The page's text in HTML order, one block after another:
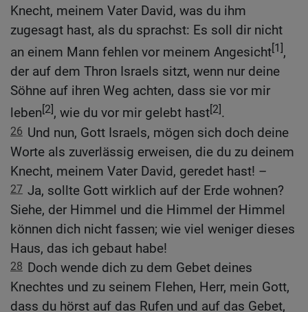
Knecht, meinem Vater David, was du ihm
zugesagt hast, als du sprachst: Es soll dir nicht
an einem Mann fehlen vor meinem Angesicht[1],
der auf dem Thron Israels sitzt, wenn nur deine
Söhne auf ihren Weg achten, dass sie vor mir
leben[2], wie du vor mir gelebt hast[2].
26 Und nun, Gott Israels, mögen sich doch deine
Worte als zuverlässig erweisen, die du zu deinem
Knecht, meinem Vater David, geredet hast! –
27 Ja, sollte Gott wirklich auf der Erde wohnen?
Siehe, der Himmel und die Himmel der Himmel
können dich nicht fassen; wie viel weniger dieses
Haus, das ich gebaut habe!
28 Doch wende dich zu dem Gebet deines
Knechtes und zu seinem Flehen, Herr, mein Gott,
dass du hörst auf das Rufen und auf das Gebet,